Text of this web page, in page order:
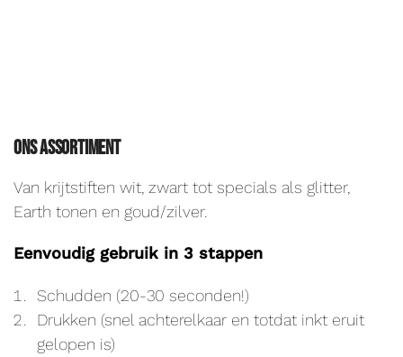
Ons assortiment
Van krijtstiften wit, zwart tot specials als glitter,
Earth tonen en goud/zilver.
Eenvoudig gebruik in 3 stappen
Schudden (20-30 seconden!)
Drukken (snel achterelkaar en totdat inkt eruit
gelopen is)